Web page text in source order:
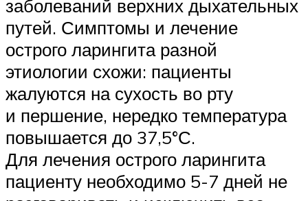
заболеваний верхних дыхательных
путей. Симптомы и лечение
острого ларингита разной
этиологии схожи: пациенты
жалуются на сухость во рту
и першение, нередко температура
повышается до 37,5°С.
Для лечения острого ларингита
пациенту необходимо 5-7 дней не